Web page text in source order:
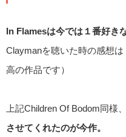
In Flamesは今では１番好き
Claymanを聴いた時の感想
高の作品です）
上記Children Of Bodom同様、
させてくれたのが今作。